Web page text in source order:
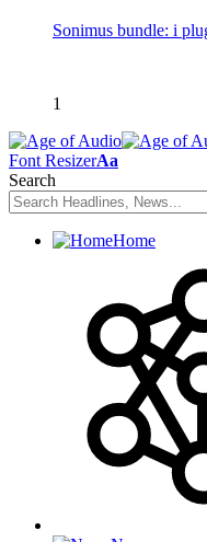
Sonimus bundle: i
1
Font ResizerAa
Search
Home